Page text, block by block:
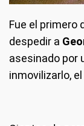
Fue el primero
despedir a
asesinado por
inmovilizarlo,